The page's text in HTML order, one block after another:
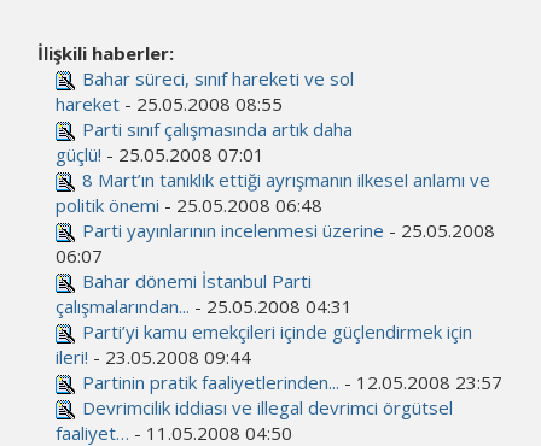
İlişkili haberler:
Bahar süreci, sınıf hareketi ve sol
hareket - 25.05.2008 08:55
Parti sınıf çalışmasında artık daha
güçlü! - 25.05.2008 07:01
8 Mart’ın tanıklık ettiği ayrışmanın ilkesel anlamı ve
politik önemi - 25.05.2008 06:48
Parti yayınlarının incelenmesi üzerine - 25.05.2008
06:07
Bahar dönemi İstanbul Parti
çalışmalarından... - 25.05.2008 04:31
Parti’yi kamu emekçileri içinde güçlendirmek için
ileri! - 23.05.2008 09:44
Partinin pratik faaliyetlerinden... - 12.05.2008 23:57
Devrimcilik iddiası ve illegal devrimci örgütsel
faaliyet… - 11.05.2008 04:50